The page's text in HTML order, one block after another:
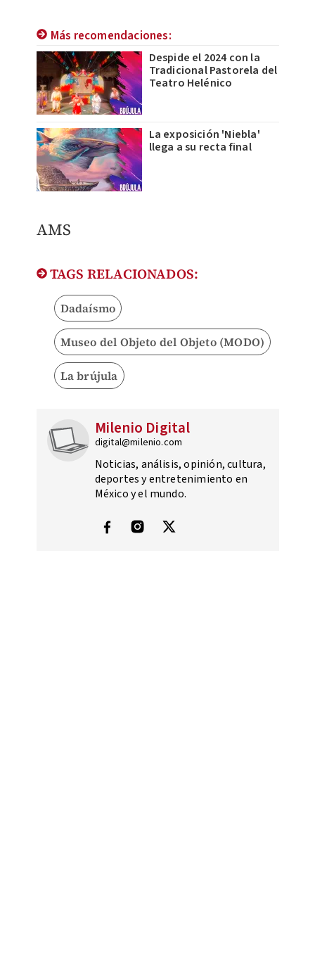
Más recomendaciones:
Despide el 2024 con la
Tradicional Pastorela del
Teatro Helénico
La exposición 'Niebla'
llega a su recta final
AMS
TAGS RELACIONADOS:
Dadaísmo
Museo del Objeto del Objeto (MODO)
La brújula
Milenio Digital
digital@milenio.com
Noticias, análisis, opinión, cultura,
deportes y entretenimiento en
México y el mundo.